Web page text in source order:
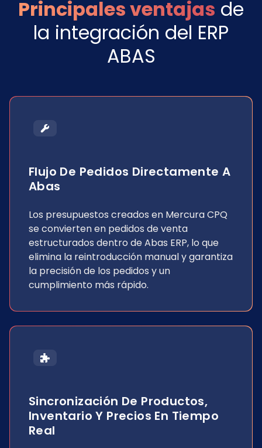
Principales ventajas de
la integración del ERP
ABAS
Flujo De Pedidos Directamente A
Abas
Los presupuestos creados en Mercura CPQ
se convierten en pedidos de venta
estructurados dentro de Abas ERP, lo que
elimina la reintroducción manual y garantiza
la precisión de los pedidos y un
cumplimiento más rápido.
Sincronización De Productos,
Inventario Y Precios En Tiempo
Real